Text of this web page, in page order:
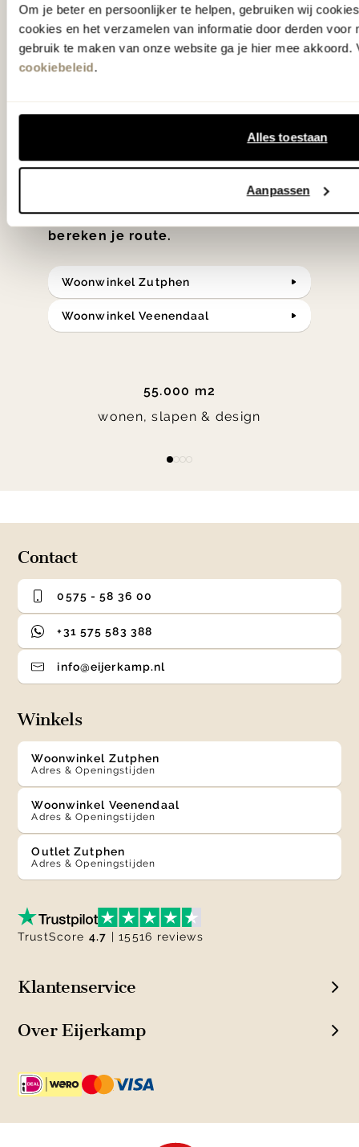
Om je beter en persoonlijker te helpen, gebruiken wij
cookies en het verzamelen van informatie door derden voor
gebruik te maken van onze website ga je hier mee akkoord.
cookiebeleid.
Alles toestaan
Aanpassen
Wie kent het programma vtwonen
'Weer verliefd op je huis' niet? We
hebben met liefde de mooiste woon-,
samengesteld met de mooiste
klassiekers en de nieuwste ontwerpen
in verrassende materialen en kleuren!
Bekijk onze openingstijden en
bereken je route.
Woonwinkel Zutphen
Woonwinkel Veenendaal
55.000 m2
wonen, slapen & design
Contact
0575 - 58 36 00
+31 575 583 388
info@eijerkamp.nl
Winkels
Woonwinkel Zutphen
Adres & Openingstijden
Woonwinkel Veenendaal
Adres & Openingstijden
Outlet Zutphen
Adres & Openingstijden
Klantenservice
Over Eijerkamp
TrustScore 4.7 | 15516 reviews